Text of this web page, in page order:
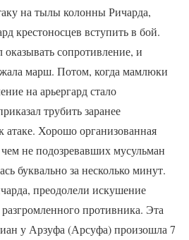
на тылы колонны Ричарда,
крестоносцев вступить в бой.
сопротивление, и
марш. Потом, когда мамлюки
на арьергард стало
трубить заранее
атаке. Хорошо организованная
чем не подозревавших мусульман
буквально за несколько минут.
преодолели искушение
разгромленного противника. Эта
у Арзуфа (Арсуфа) произошла 7